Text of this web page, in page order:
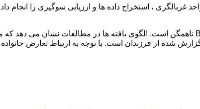
غربالگری ، استخراج داده ها و ارزیابی سوگیری را انجام
شده از فرزندان است. با توجه به ارتباط تعارض